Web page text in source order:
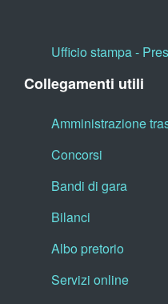
Ufficio stampa -
Collegamenti utili
Amministrazione
Concorsi
Bandi di gara
Bilanci
Albo pretorio
Servizi online